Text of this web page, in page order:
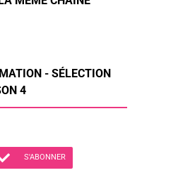
- SÉLECTION
4
S'ABONNER